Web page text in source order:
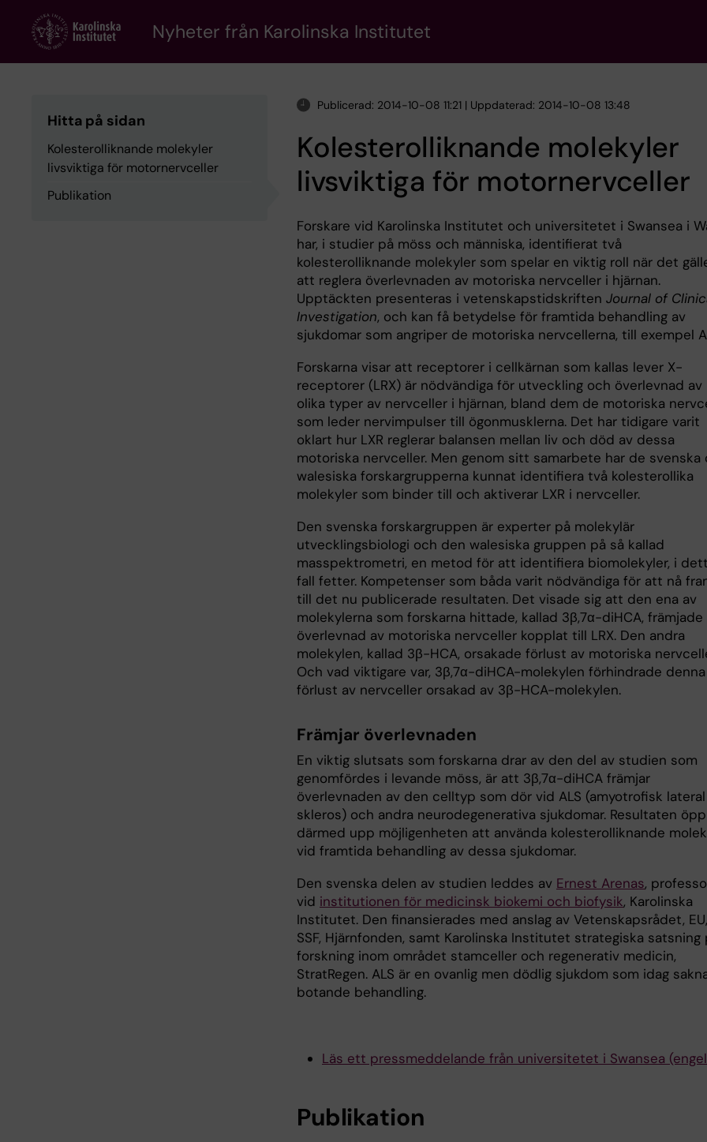
content
Nyheter från Karolinska Institutet
Hitta på sidan
Kolesterolliknande molekyler
livsviktiga för motornervceller
Publikation
Publicerad: 2014-10-08 11:21 | Uppdaterad: 2014-10-08 13:48
Kolesterolliknande molekyler
livsviktiga för motornervceller
Forskare vid Karolinska Institutet och universitetet i Swansea i
har, i studier på möss och människa, identifierat två
kolesterolliknande molekyler som spelar en viktig roll när det
att reglera överlevnaden av motoriska nervceller i hjärnan.
Upptäckten presenteras i vetenskapstidskriften Journal of
Investigation, och kan få betydelse för framtida behandling av
sjukdomar som angriper de motoriska nervcellerna, till exempel
Forskarna visar att receptorer i cellkärnan som kallas lever X-
receptorer (LRX) är nödvändiga för utveckling och överlevnad av
olika typer av nervceller i hjärnan, bland dem de motoriska
som leder nervimpulser till ögonmusklerna. Det har tidigare varit
oklart hur LXR reglerar balansen mellan liv och död av dessa
motoriska nervceller. Men genom sitt samarbete har de svenska
walesiska forskargrupperna kunnat identifiera två kolesterollika
molekyler som binder till och aktiverar LXR i nervceller.
Den svenska forskargruppen är experter på molekylär
utvecklingsbiologi och den walesiska gruppen på så kallad
masspektrometri, en metod för att identifiera biomolekyler, i
fall fetter. Kompetenser som båda varit nödvändiga för att nå
till det nu publicerade resultaten. Det visade sig att den ena av
molekylerna som forskarna hittade, kallad 3β,7α-diHCA, främjade
överlevnad av motoriska nervceller kopplat till LRX. Den andra
molekylen, kallad 3β-HCA, orsakade förlust av motoriska
Och vad viktigare var, 3β,7α-diHCA-molekylen förhindrade denna
förlust av nervceller orsakad av 3β-HCA-molekylen.
Främjar överlevnaden
En viktig slutsats som forskarna drar av den del av studien som
genomfördes i levande möss, är att 3β,7α-diHCA främjar
överlevnaden av den celltyp som dör vid ALS (amyotrofisk lateral
skleros) och andra neurodegenerativa sjukdomar. Resultaten
därmed upp möjligenheten att använda kolesterolliknande
vid framtida behandling av dessa sjukdomar.
Den svenska delen av studien leddes av Ernest Arenas,
vid institutionen för medicinsk biokemi och biofysik, Karolinska
Institutet. Den finansierades med anslag av Vetenskapsrådet, EU,
SSF, Hjärnfonden, samt Karolinska Institutet strategiska satsning
forskning inom området stamceller och regenerativ medicin,
StratRegen. ALS är en ovanlig men dödlig sjukdom som idag
botande behandling.
Läs ett pressmeddelande från universitetet i Swansea
Publikation